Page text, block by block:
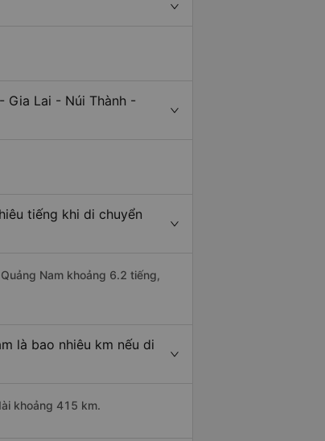
Gia Lai - Núi Thành -
tiếng khi di chuyển
Nam khoảng 6.2 tiếng,
là bao nhiêu km nếu di
khoảng 415 km.